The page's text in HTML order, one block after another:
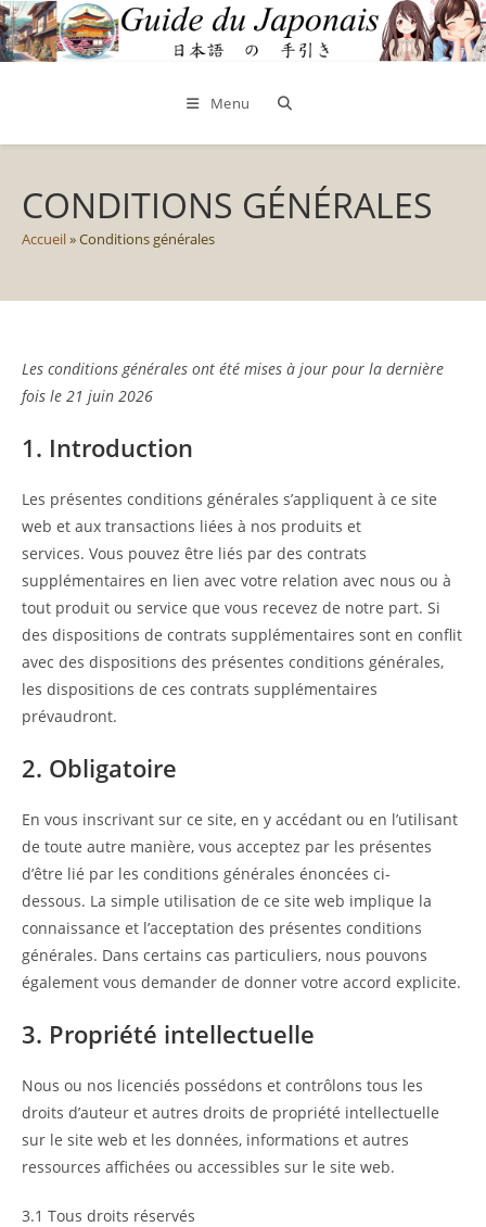
Skip
to
content
Menu
CONDITIONS GÉNÉRALES
Accueil»Conditions générales
Les conditions générales ont été mises à jour pour la dernière
fois le 21 juin 2026
1. Introduction
Les présentes conditions générales s’appliquent à ce site
web et aux transactions liées à nos produits et
services. Vous pouvez être liés par des contrats
supplémentaires en lien avec votre relation avec nous ou à
tout produit ou service que vous recevez de notre part. Si
des dispositions de contrats supplémentaires sont en conflit
avec des dispositions des présentes conditions générales,
les dispositions de ces contrats supplémentaires
prévaudront.
2. Obligatoire
En vous inscrivant sur ce site, en y accédant ou en l’utilisant
de toute autre manière, vous acceptez par les présentes
d’être lié par les conditions générales énoncées ci-
dessous. La simple utilisation de ce site web implique la
connaissance et l’acceptation des présentes conditions
générales. Dans certains cas particuliers, nous pouvons
également vous demander de donner votre accord explicite.
3. Propriété intellectuelle
Nous ou nos licenciés possédons et contrôlons tous les
droits d’auteur et autres droits de propriété intellectuelle
sur le site web et les données, informations et autres
ressources affichées ou accessibles sur le site web.
3.1 Tous droits réservés